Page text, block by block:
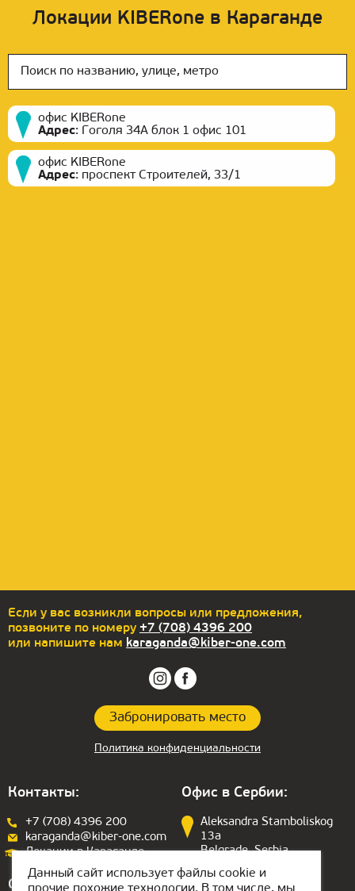
Локации KIBERone в Караганде
офис KIBERone
Адрес: Гоголя 34А блок 1 офис 101
офис KIBERone
Адрес: проспект Строителей, 33/1
Еcли у вас возникли вопросы или предложения,
позвоните по номеру +7 (708) 4396 200
или напишите нам karaganda@kiber-one.com
Забронировать место
Политика конфиденциальности
Офис в Сербии:
Aleksandra Stamboliskog
13a
Belgrade, Serbia
Контакты:
+7 (708) 4396 200
karaganda@kiber-one.com
Локации в Караганде
Офис в ОАЭ:
Данный сайт использует файлы cookie и